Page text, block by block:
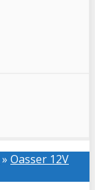
» Oasser 12V